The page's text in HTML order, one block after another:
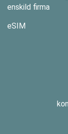
enskild firma
eSIM